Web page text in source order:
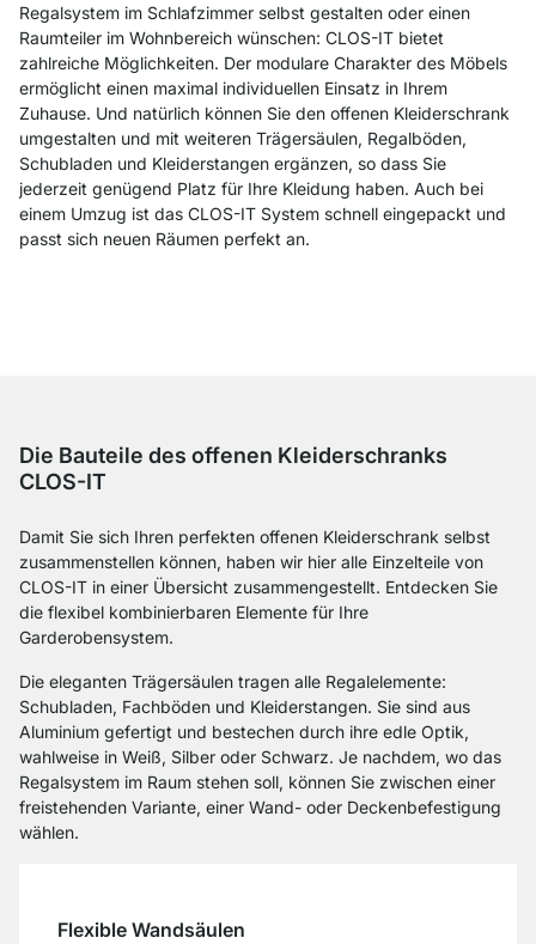
Regalsystem im Schlafzimmer selbst gestalten oder einen
Raumteiler im Wohnbereich wünschen: CLOS-IT bietet
zahlreiche Möglichkeiten. Der modulare Charakter des Möbels
ermöglicht einen maximal individuellen Einsatz in Ihrem
Zuhause. Und natürlich können Sie den offenen Kleiderschrank
umgestalten und mit weiteren Trägersäulen, Regalböden,
Schubladen und Kleiderstangen ergänzen, so dass Sie
jederzeit genügend Platz für Ihre Kleidung haben. Auch bei
einem Umzug ist das CLOS-IT System schnell eingepackt und
passt sich neuen Räumen perfekt an.
Die Bauteile des offenen Kleiderschranks
CLOS-IT
Damit Sie sich Ihren perfekten offenen Kleiderschrank selbst
zusammenstellen können, haben wir hier alle Einzelteile von
CLOS-IT in einer Übersicht zusammengestellt. Entdecken Sie
die flexibel kombinierbaren Elemente für Ihre
Garderobensystem.
Die eleganten Trägersäulen tragen alle Regalelemente:
Schubladen, Fachböden und Kleiderstangen. Sie sind aus
Aluminium gefertigt und bestechen durch ihre edle Optik,
wahlweise in Weiß, Silber oder Schwarz. Je nachdem, wo das
Regalsystem im Raum stehen soll, können Sie zwischen einer
freistehenden Variante, einer Wand- oder Deckenbefestigung
wählen.
Flexible Wandsäulen